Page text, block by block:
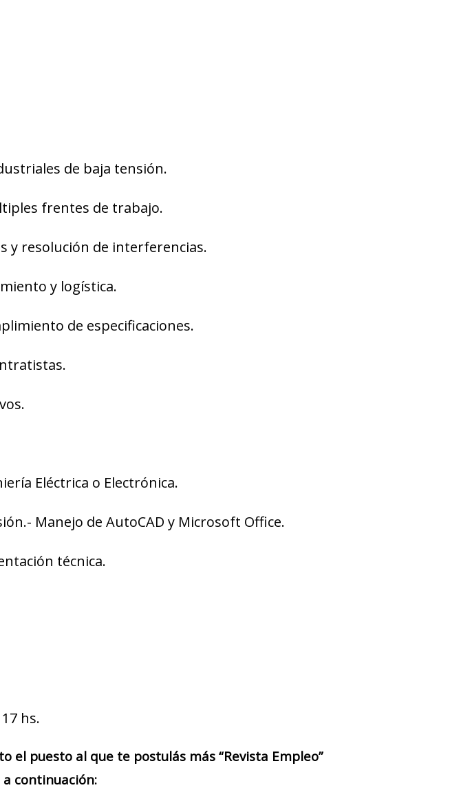
de baja tensión.
frentes de trabajo.
y resolución de interferencias.
y logística.
de especificaciones.
Eléctrica o Electrónica.
Manejo de AutoCAD y Microsoft Office.
técnica.
hs.
el puesto al que te postulás más “Revista Empleo”
continuación: